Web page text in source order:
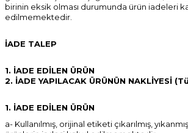
birinin eksik olması durumunda ürün iadeleri
edilmemektedir.
İADE TALEP
1. İADE EDİLEN ÜRÜN
2. İADE YAPILACAK ÜRÜNÜN NAKLİYESİ
1. İADE EDİLEN ÜRÜN
a- Kullanılmış, orijinal etiketi çıkarılmış,